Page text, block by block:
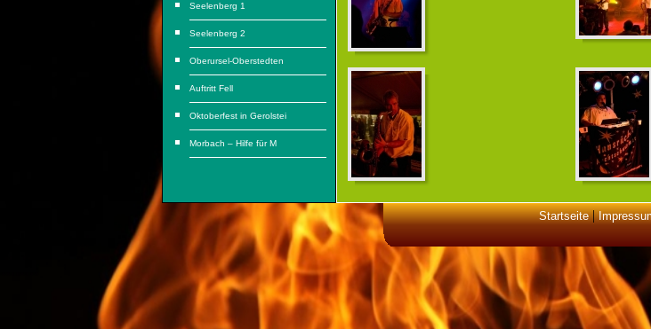
Seelenberg 1
Seelenberg 2
Oberursel-Oberstedten
Auftritt Fell
Oktoberfest in Gerolstei
Morbach – Hilfe für M
Startseite |